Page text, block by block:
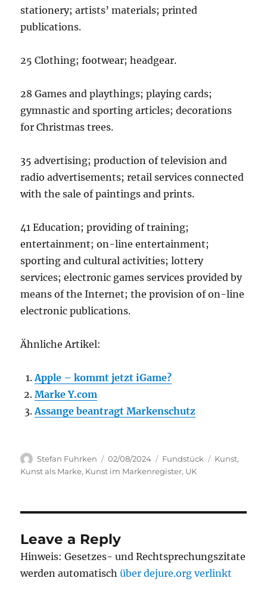
stationery; artists’ materials; printed
publications.
25 Clothing; footwear; headgear.
28 Games and playthings; playing cards;
gymnastic and sporting articles; decorations
for Christmas trees.
35 advertising; production of television and
radio advertisements; retail services connected
with the sale of paintings and prints.
41 Education; providing of training;
entertainment; on-line entertainment;
sporting and cultural activities; lottery
services; electronic games services provided by
means of the Internet; the provision of on-line
electronic publications.
Ähnliche Artikel:
Apple – kommt jetzt iGame?
Marke Y.com
Assange beantragt Markenschutz
Author
Stefan Fuhrken
Posted
on
02/08/2024 Categories
Fundstück Tags
Kunst,
Kunst als Marke, Kunst im Markenregister, UK
Leave a Reply
Hinweis: Gesetzes- und Rechtsprechungszitate
werden automatischüber dejure.org verlinkt